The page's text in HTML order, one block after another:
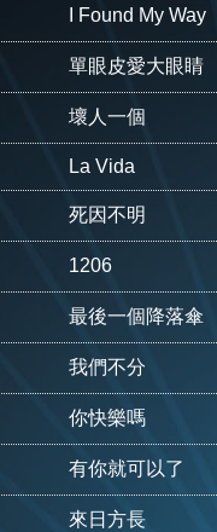
I Found My Way
單眼皮愛大眼睛
壞人一個
La Vida
死因不明
1206
最後一個降落傘
我們不分
你快樂嗎
有你就可以了
來日方長